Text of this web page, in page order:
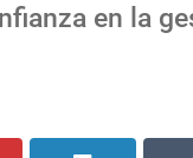
en la